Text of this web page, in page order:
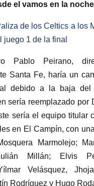
el vamos en la
de los Celtics a los
juego 1 de la final
Pablo Peirano,
Santa Fe, haría un
debido a la baja del
sería reemplazado por
sería el equipo titular
en El Campín, con
Marmolejo;
Millán; Elvis
Velásquez,
Rodríguez y Hugo